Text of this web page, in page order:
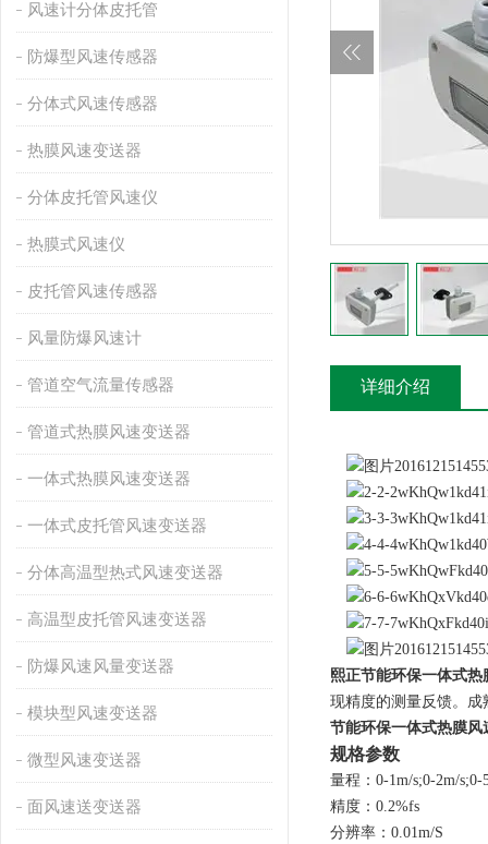
风速计分体皮托管
防爆型风速传感器
分体式风速传感器
热膜风速变送器
分体皮托管风速仪
热膜式风速仪
皮托管风速传感器
风量防爆风速计
管道空气流量传感器
管道式热膜风速变送器
一体式热膜风速变送器
一体式皮托管风速变送器
分体高温型热式风速变送器
高温型皮托管风速变送器
防爆风速风量变送器
模块型风速变送器
微型风速变送器
面风速送变送器
详细介绍
熙正节能环保一体式热
现精度的测量反馈。
节能环保一体式热膜风
规格参数
量程：0-1m/s;0-2m/s;0-
精度：0.2%fs
分辨率：0.01m/S